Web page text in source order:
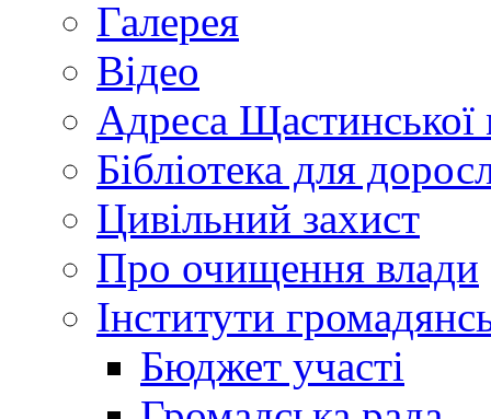
Галерея
Відео
Адреса Щастинської
Бібліотека для
Цивільний захист
Про очищення влади
Інститути
Бюджет участі